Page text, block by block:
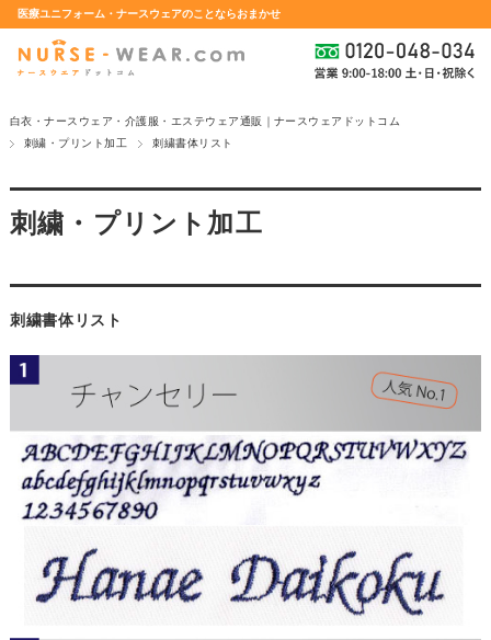
医療ユニフォーム・ナースウェアのことならおまかせ
白衣・ナースウェア・介護服・エステウェア通販｜ナースウェアドットコム
刺繍・プリント加工
刺繍書体リスト
刺繍・プリント加工
刺繍書体リスト